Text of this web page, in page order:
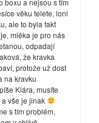
věku telete, loni
ale to byla fakt
mléka je pro nás
odpadají
že kravka
protože už dost
na kravku
Klára, musíte
vše je jinak
s tím problém,